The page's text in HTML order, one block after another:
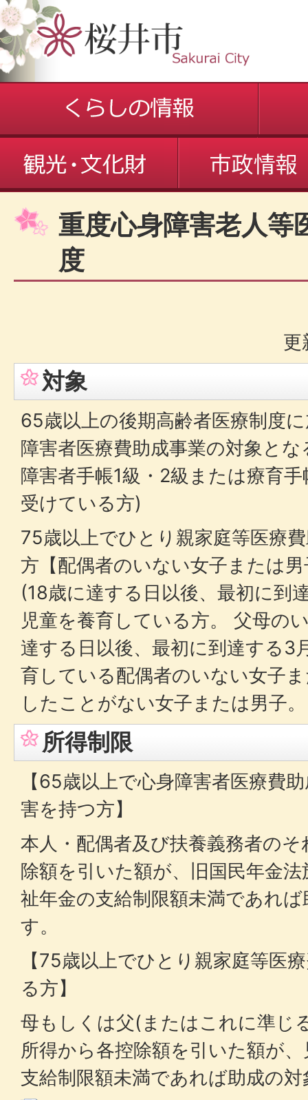
重度心身障害老人等
度
更
対象
65歳以上の後期高齢者医療制度
障害者医療費助成事業の対象と
障害者手帳1級・2級または療育
受けている方)
75歳以上でひとり親家庭等医療
方【配偶者のいない女子または
(18歳に達する日以後、最初に到
児童を養育している方。 父母の
達する日以後、最初に到達する3
育している配偶者のいない女子
したことがない女子または男子
所得制限
【65歳以上で心身障害者医療費
害を持つ方】
本人・配偶者及び扶養義務者の
除額を引いた額が、旧国民年金
祉年金の支給制限額未満であれ
す。
【75歳以上でひとり親家庭等医
る方】
母もしくは父(またはこれに準じ
所得から各控除額を引いた額が
支給制限額未満であれば助成の